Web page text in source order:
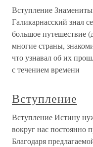
Вступление
Галикарнасский знал
большое путешествие
многие страны,
что узнавал об их
с течением времени
Вступление
Вступление Истину
вокруг нас постоянно
Благодаря